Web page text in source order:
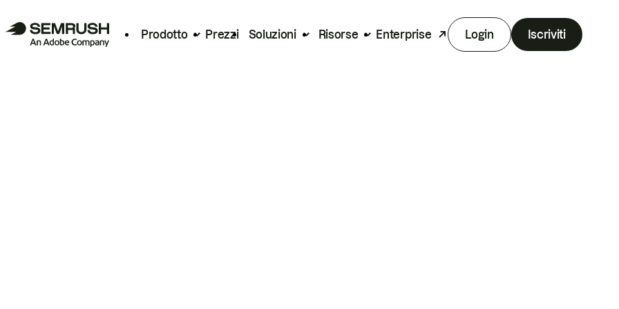
Prodotto Prezzi Soluzioni Risorse Enterprise Login Iscriviti